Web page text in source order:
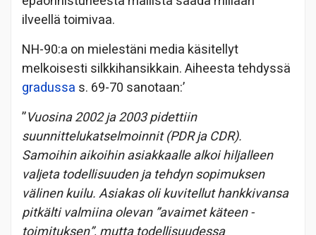
ilveellä toimivaa.
NH-90:a on mielestäni media käsitellyt
melkoisesti silkkihansikkain. Aiheesta tehdyssä
gradussa s. 69-70 sanotaan:’
”Vuosina 2002 ja 2003 pidettiin
suunnittelukatselmoinnit (PDR ja CDR).
Samoihin aikoihin asiakkaalle alkoi hiljalleen
valjeta todellisuuden ja tehdyn sopimuksen
välinen kuilu. Asiakas oli kuvitellut hankkivansa
pitkälti valmiina olevan ”avaimet käteen -